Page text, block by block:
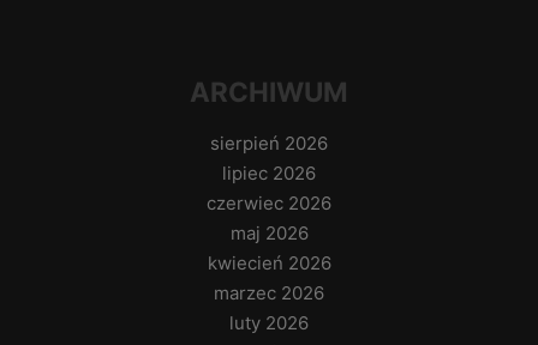
ARCHIWUM
sierpień 2026
lipiec 2026
czerwiec 2026
maj 2026
kwiecień 2026
marzec 2026
luty 2026